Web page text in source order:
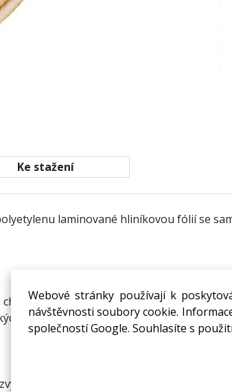
Webové stránky používají k
návštěvnosti soubory cookie.
společností Google. Souhlasíte s
Ke stažení
laminované hliníkovou fólií se
látkami * termoakustická
provozech * ve zdravotnických
rozměrová stabilita * zvýšená